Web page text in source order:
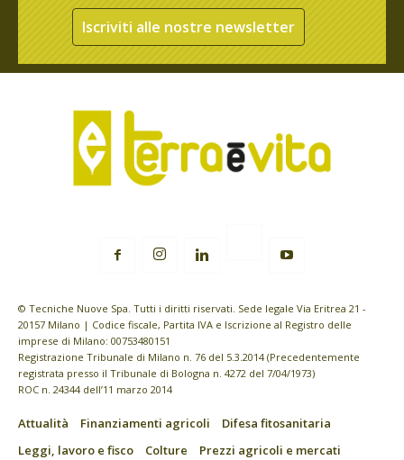
Iscriviti alle nostre newsletter
© Tecniche Nuove Spa. Tutti i diritti riservati. Sede legale Via Eritrea 21 -
20157 Milano | Codice fiscale, Partita IVA e Iscrizione al Registro delle
imprese di Milano: 00753480151
Registrazione Tribunale di Milano n. 76 del 5.3.2014 (Precedentemente
registrata presso il Tribunale di Bologna n. 4272 del 7/04/1973)
ROC n. 24344 dell’11 marzo 2014
Attualità Finanziamenti agricoli
Difesa fitosanitaria
Leggi, lavoro e fisco
Colture
Prezzi agricoli e mercati